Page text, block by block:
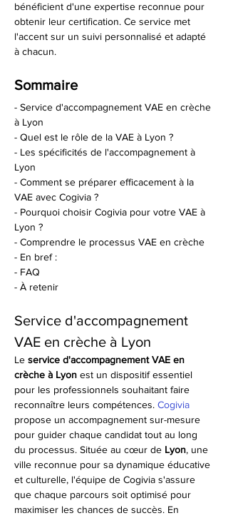
bénéficient d'une expertise reconnue pour
obtenir leur certification. Ce service met
l'accent sur un suivi personnalisé et adapté
à chacun.
Sommaire
- Service d'accompagnement VAE en crèche
à Lyon
- Quel est le rôle de la VAE à Lyon ?
- Les spécificités de l'accompagnement à
Lyon
- Comment se préparer efficacement à la
VAE avec Cogivia ?
- Pourquoi choisir Cogivia pour votre VAE à
Lyon ?
- Comprendre le processus VAE en crèche
- En bref :
- FAQ
- À retenir
Service d'accompagnement
VAE en crèche à Lyon
Le service d'accompagnement VAE en
crèche à Lyon est un dispositif essentiel
pour les professionnels souhaitant faire
reconnaître leurs compétences. Cogivia
propose un accompagnement sur-mesure
pour guider chaque candidat tout au long
du processus. Située au cœur de Lyon, une
ville reconnue pour sa dynamique éducative
et culturelle, l'équipe de Cogivia s'assure
que chaque parcours soit optimisé pour
maximiser les chances de succès. En